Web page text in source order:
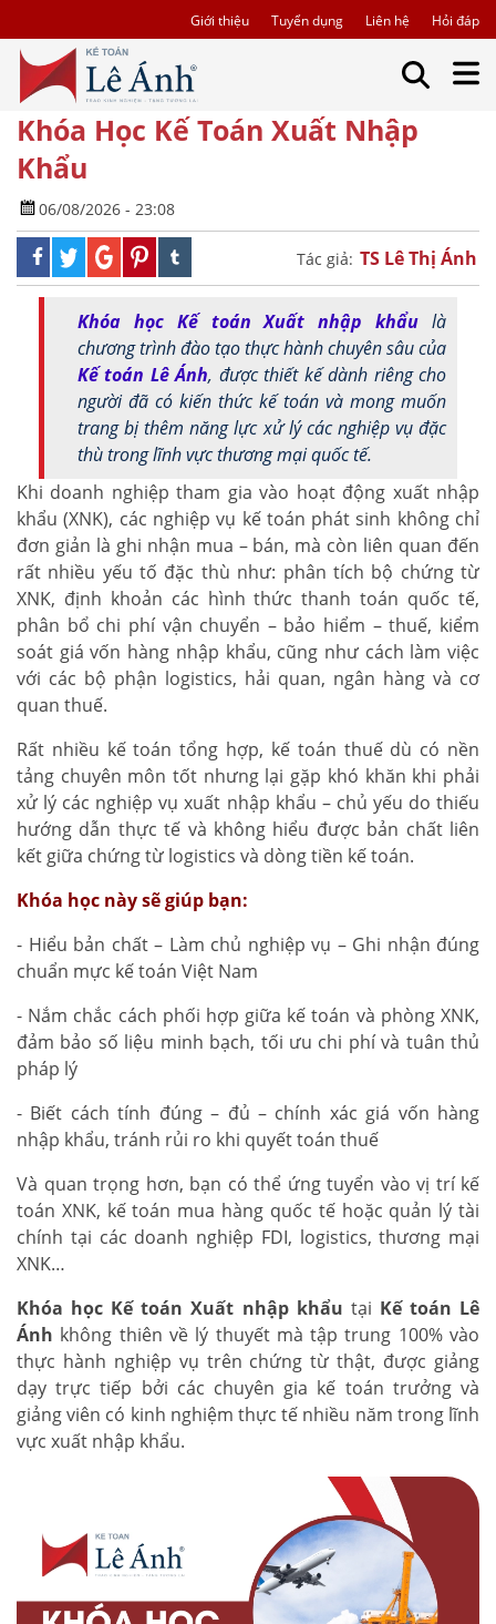
Giới thiệu Tuyển dụng Liên hệ Hỏi đáp
Khóa Học Kế Toán Xuất Nhập
Khẩu
06/08/2026 - 23:08
Tác giả: TS Lê Thị Ánh
Khóa học Kế toán Xuất nhập khẩu là
chương trình đào tạo thực hành chuyên sâu của
Kế toán Lê Ánh, được thiết kế dành riêng cho
người đã có kiến thức kế toán và mong muốn
trang bị thêm năng lực xử lý các nghiệp vụ đặc
thù trong lĩnh vực thương mại quốc tế.
Khi doanh nghiệp tham gia vào hoạt động xuất nhập
khẩu (XNK), các nghiệp vụ kế toán phát sinh không chỉ
đơn giản là ghi nhận mua – bán, mà còn liên quan đến
rất nhiều yếu tố đặc thù như: phân tích bộ chứng từ
XNK, định khoản các hình thức thanh toán quốc tế,
phân bổ chi phí vận chuyển – bảo hiểm – thuế, kiểm
soát giá vốn hàng nhập khẩu, cũng như cách làm việc
với các bộ phận logistics, hải quan, ngân hàng và cơ
quan thuế.
Rất nhiều kế toán tổng hợp, kế toán thuế dù có nền
tảng chuyên môn tốt nhưng lại gặp khó khăn khi phải
xử lý các nghiệp vụ xuất nhập khẩu – chủ yếu do thiếu
hướng dẫn thực tế và không hiểu được bản chất liên
kết giữa chứng từ logistics và dòng tiền kế toán.
Khóa học này sẽ giúp bạn:
- Hiểu bản chất – Làm chủ nghiệp vụ – Ghi nhận đúng
chuẩn mực kế toán Việt Nam
- Nắm chắc cách phối hợp giữa kế toán và phòng XNK,
đảm bảo số liệu minh bạch, tối ưu chi phí và tuân thủ
pháp lý
- Biết cách tính đúng – đủ – chính xác giá vốn hàng
nhập khẩu, tránh rủi ro khi quyết toán thuế
Và quan trọng hơn, bạn có thể ứng tuyển vào vị trí kế
toán XNK, kế toán mua hàng quốc tế hoặc quản lý tài
chính tại các doanh nghiệp FDI, logistics, thương mại
XNK…
Khóa học Kế toán Xuất nhập khẩu tại Kế toán Lê
Ánh không thiên về lý thuyết mà tập trung 100% vào
thực hành nghiệp vụ trên chứng từ thật, được giảng
dạy trực tiếp bởi các chuyên gia kế toán trưởng và
giảng viên có kinh nghiệm thực tế nhiều năm trong lĩnh
vực xuất nhập khẩu.